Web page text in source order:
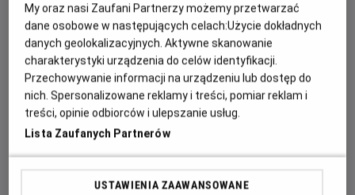
przerażających horrorów ostatnich lat.
Gdzieś obok naszego świata istnieje inny, równoległy,
nieskończony labirynt pozornie pustych korytarzy. Módl się,
by tam nie trafić.
Nominowani do OSCARA Chiwetel Ejiofor („Zniewolony”) i
Renate Reinsve („Wartość sentymentalna”) w filmie studia
A24 („Hereditary. Dziedzictwo”), które znów przekracza
gatunkowe ramy horroru.
My oraz nasi Zaufani Partnerzy możemy przetwarzać
dane osobowe w następujących celach:Użycie dokładnych
danych geolokalizacyjnych. Aktywne skanowanie
charakterystyki urządzenia do celów identyfikacji.
Przechowywanie informacji na urządzeniu lub dostęp do
nich. Spersonalizowane reklamy i treści, pomiar reklam i
treści, opinie odbiorców i ulepszanie usług.
Lista Zaufanych Partnerów
USTAWIENIA ZAAWANSOWANE